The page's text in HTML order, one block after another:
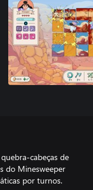
de
do Minesweeper
por turnos.